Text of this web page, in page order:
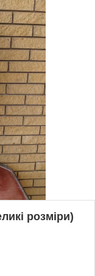
розміри)